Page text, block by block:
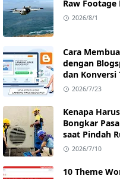
Raw Footage
2026/8/1
Cara
dengan
dan Konversi
2026/7/23
Kenapa
Bongkar
saat Pindah
2026/7/10
10 Theme